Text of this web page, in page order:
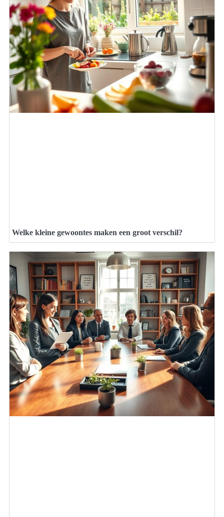
Welke kleine gewoontes maken een groot verschil?